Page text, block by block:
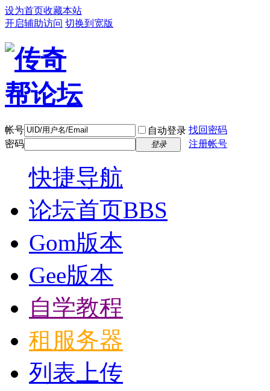
设为首页收藏本站
开启辅助访问 切换到宽版
帐号 自动登录 找回密码
密码
登录 注册帐号
快捷导航
论坛首页BBS
Gom版本
Gee版本
自学教程
租服务器
列表上传